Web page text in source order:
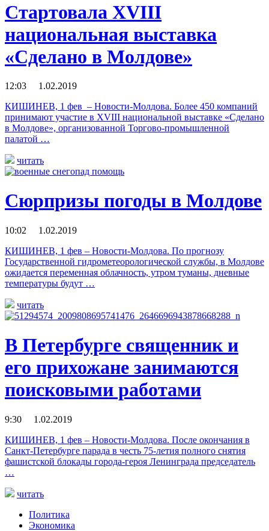
Стартовала XVIII
национальная выставка
«Сделано в Молдове»
12:03 1.02.2019
КИШИНЕВ, 1 фев – Новости-Молдова. Более 450 компаний
принимают участие в XVIII национальной выставке «Сделано
в Молдове», организованной Торгово-промышленной
палатой …
читать
Сюрпризы погоды в Молдове
10:02 1.02.2019
КИШИНЕВ, 1 фев – Новости-Молдова. По прогнозу
Государственной гидрометеорологической службы, в Молдове
ожидается переменная облачность, утром туманы, дневные
температуры будут …
читать
В Петербурге священник и
его прихожане занимаются
поисковыми работами
9:30 1.02.2019
КИШИНЕВ, 1 фев – Новости-Молдова. После окончания в
Санкт-Петербурге парада в честь 75-летия полного снятия
фашистской блокады города-героя Ленинграда председатель
…
читать
Политика
Экономика